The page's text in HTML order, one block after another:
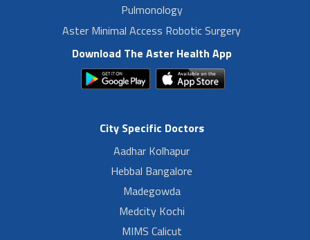
Pulmonology
Aster Minimal Access Robotic Surgery
Download The Aster Health App
City Specific Doctors
Aadhar Kolhapur
Hebbal Bangalore
Madegowda
Medcity Kochi
MIMS Calicut